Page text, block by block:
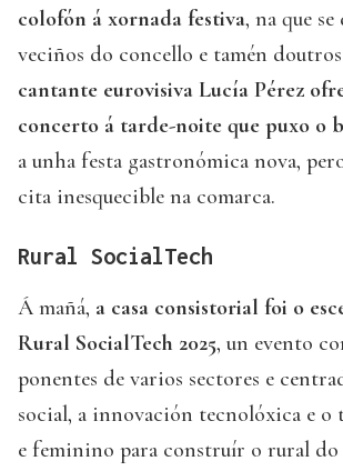
colofón á xornada festiva, na que
veciños do concello e tamén
cantante eurovisiva Lucía Pérez
concerto á tarde-noite que puxo o
a unha festa gastronómica nova,
cita inesquecible na comarca.
Rural SocialTech
Á mañá, a casa consistorial foi o
Rural SocialTech 2025, un evento
ponentes de varios sectores e
social, a innovación tecnolóxica e o
e feminino para construír o rural